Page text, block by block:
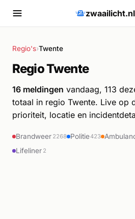
zwaailicht.nl
Regio's›Twente
Regio Twente
16 meldingen vandaag, 113
totaal in regio Twente. Live op
prioriteit, locatie en
Brandweer 2268 Politie423
Lifeliner 2